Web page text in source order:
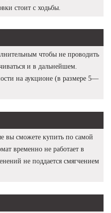
стоит с ходьбы.
чтобы не проводить
и в дальнейшем.
на аукционе (в размере 5—
вы сможете купить по самой
временно не работает в
не поддается смягчением